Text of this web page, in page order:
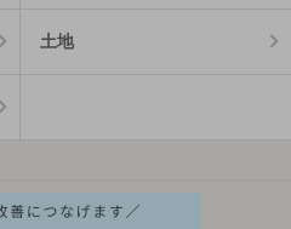
土地